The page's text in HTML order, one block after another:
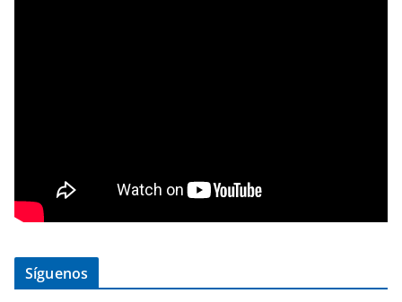
Síguenos